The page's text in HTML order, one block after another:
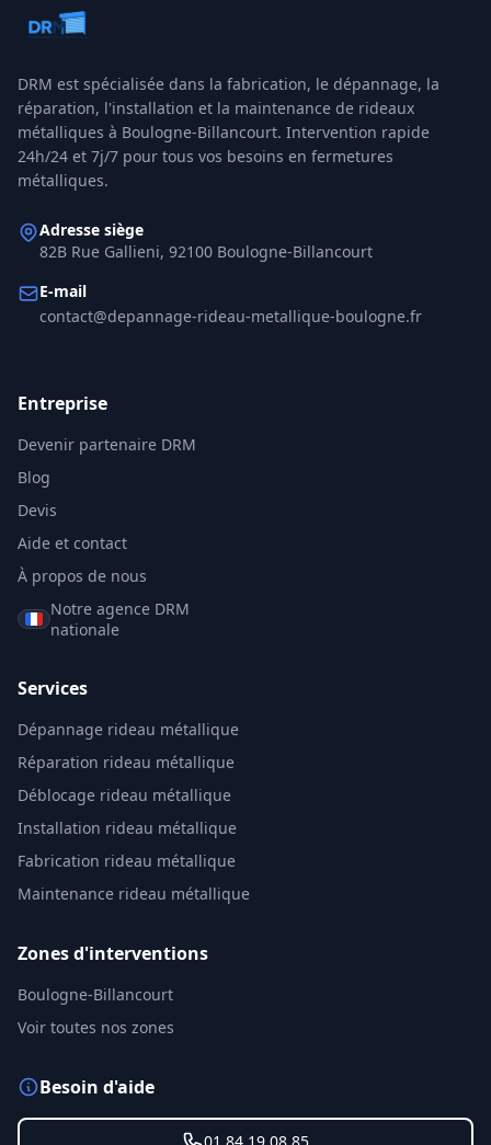
DRM est spécialisée dans la fabrication, le dépannage, la
réparation, l'installation et la maintenance de rideaux
métalliques à Boulogne-Billancourt. Intervention rapide
24h/24 et 7j/7 pour tous vos besoins en fermetures
métalliques.
Adresse siège
82B Rue Gallieni, 92100 Boulogne-Billancourt
E-mail
contact@depannage-rideau-metallique-boulogne.fr
Entreprise
Devenir partenaire DRM
Blog
Devis
Aide et contact
À propos de nous
Notre agence DRM
nationale
Services
Dépannage rideau métallique
Réparation rideau métallique
Déblocage rideau métallique
Installation rideau métallique
Fabrication rideau métallique
Maintenance rideau métallique
Zones d'interventions
Boulogne-Billancourt
Voir toutes nos zones
Besoin d'aide